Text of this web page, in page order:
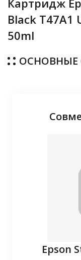
Картридж
Black T47A1
50ml
ОСНОВНЫЕ
Epson